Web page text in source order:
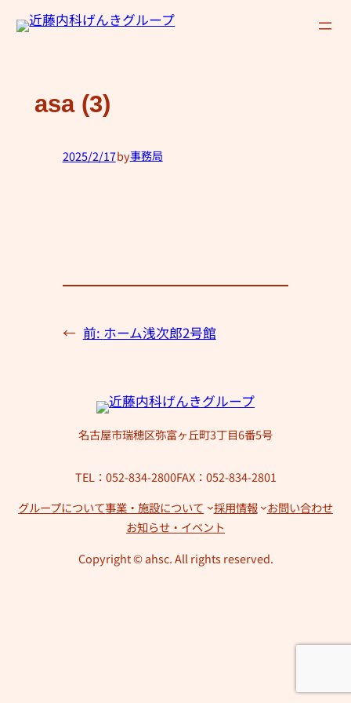
内
asa (3)
2025/2/17by事務局
← 前: ホーム浅次郎2号館
名古屋市瑞穂区弥富ヶ丘町3丁目6番5号
TEL：052-834-2800FAX：052-834-2801
グループについて事業・施設について 採用情報
お問い合わせ
お知らせ・イベント
Copyright © ahsc. All rights reserved.